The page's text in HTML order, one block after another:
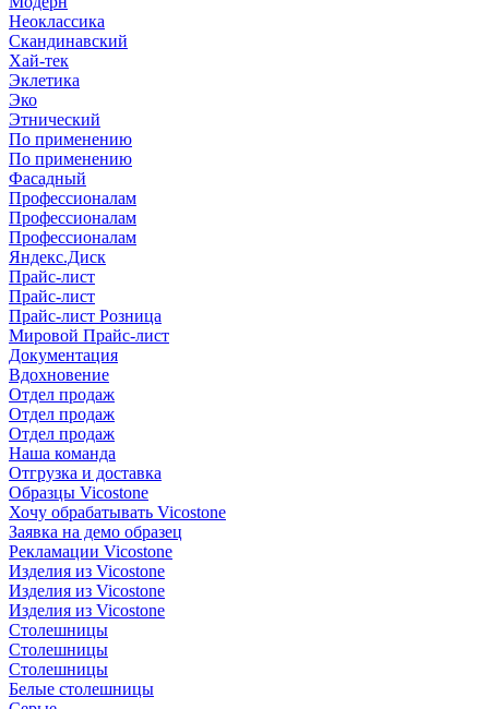
Неоклассика
Скандинавский
Хай-тек
Эклетика
Эко
Этнический
По применению
По применению
Фасадный
Профессионалам
Профессионалам
Профессионалам
Яндекс.Диск
Прайс-лист
Прайс-лист
Прайс-лист Розница
Мировой Прайс-лист
Документация
Вдохновение
Отдел продаж
Отдел продаж
Отдел продаж
Наша команда
Отгрузка и доставка
Образцы Vicostone
Хочу обрабатывать Vicostone
Заявка на демо образец
Рекламации Vicostone
Изделия из Vicostone
Изделия из Vicostone
Изделия из Vicostone
Столешницы
Столешницы
Столешницы
Белые столешницы